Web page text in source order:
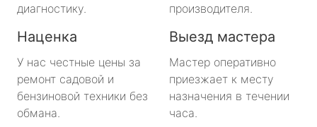
диагностику.
производителя.
Наценка
У нас честные цены за
ремонт садовой и
бензиновой техники без
обмана.
Выезд мастера
Мастер оперативно
приезжает к месту
назначения в течении
часа.